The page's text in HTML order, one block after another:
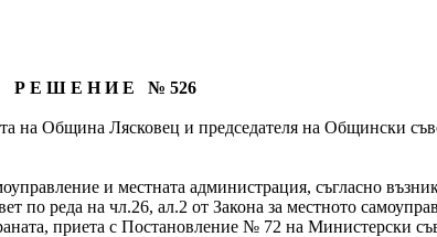
Р Е Ш Е Н И Е № 526
на Община Лясковец и председателя на Общински
и местната администрация, съгласно
по реда на чл.26, ал.2 от Закона за местното
приета с Постановление № 72 на Министерски